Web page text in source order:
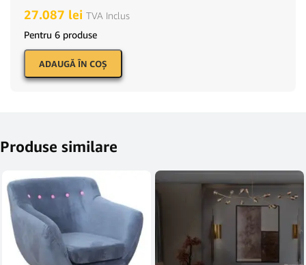
27.087 lei TVA Inclus
Pentru 6 produse
ADAUGĂ ÎN COŞ
Produse similare